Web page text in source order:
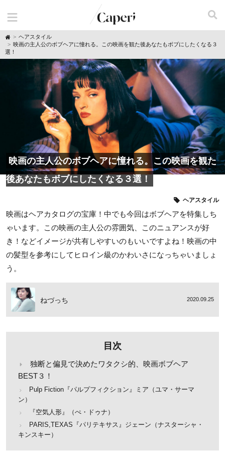
H
o
m
e
ヘアスタイル
映画の主人公のボブヘアに憧れる。この映画を観た後あなたもボブにしたくなる３
選！
映画の主人公のボブヘアに憧れる。この映画を観た
後あなたもボブにしたくなる３選！
ヘアスタイル
映画はヘアカタログの宝庫！中でも今回はボブヘアを特集しち
ゃいます。この映画の主人公の雰囲気、このニュアンスが好
き！などイメージが共有しやすいのもいいですよね！映画の中
の髪型を参考にしてヒロイン級のかわいさになっちゃいましょ
う。
ねづっち 2020.09.25
目次
独断と偏見で決めたワタクシ的、映画ボブヘア
BEST３！
Pulp Fiction『パルプフィクション』ミア（ユマ・サーマ
ン）
『空気人形』（ぺ・ドゥナ）
PARIS,TEXAS『パリテキサス』ジェーン（ナスターシャ・
キンスキー）